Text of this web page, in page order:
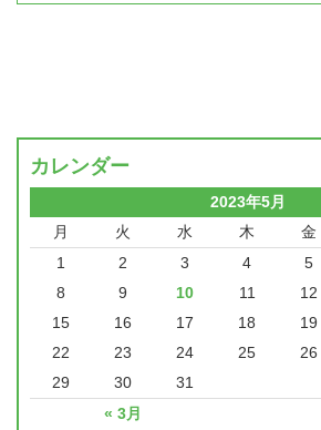
カレンダー
2023年5月
月
火 水 木 金
« 3月
1 2 3 4 5
8
9 10 11 12
15
16 17 18 19
22
23 24 25 26
29
30 31